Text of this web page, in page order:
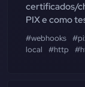
certificados/
PIX e como
#webhooks
local
#http